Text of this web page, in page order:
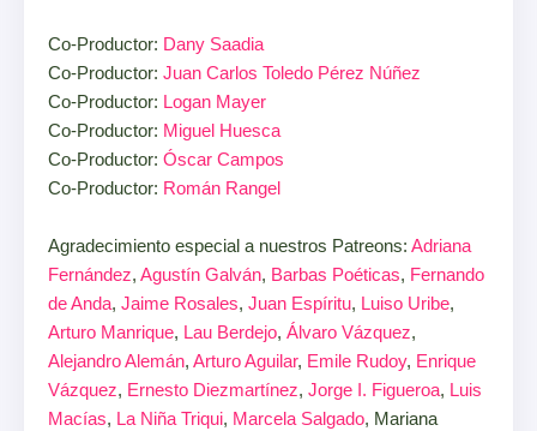
Co-Productor: Dany Saadia
Co-Productor: Juan Carlos Toledo Pérez Núñez
Co-Productor: Logan Mayer
Co-Productor: Miguel Huesca
Co-Productor: Óscar Campos
Co-Productor: Román Rangel
Agradecimiento especial a nuestros Patreons: Adriana
Fernández, Agustín Galván, Barbas Poéticas, Fernando
de Anda, Jaime Rosales, Juan Espíritu, Luiso Uribe,
Arturo Manrique, Lau Berdejo, Álvaro Vázquez,
Alejandro Alemán, Arturo Aguilar, Emile Rudoy, Enrique
Vázquez, Ernesto Diezmartínez, Jorge I. Figueroa, Luis
Macías, La Niña Triqui, Marcela Salgado, Mariana